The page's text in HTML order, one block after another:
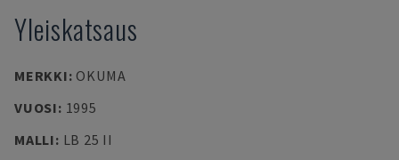
Yleiskatsaus
MERKKI: OKUMA
VUOSI: 1995
MALLI: LB 25 II